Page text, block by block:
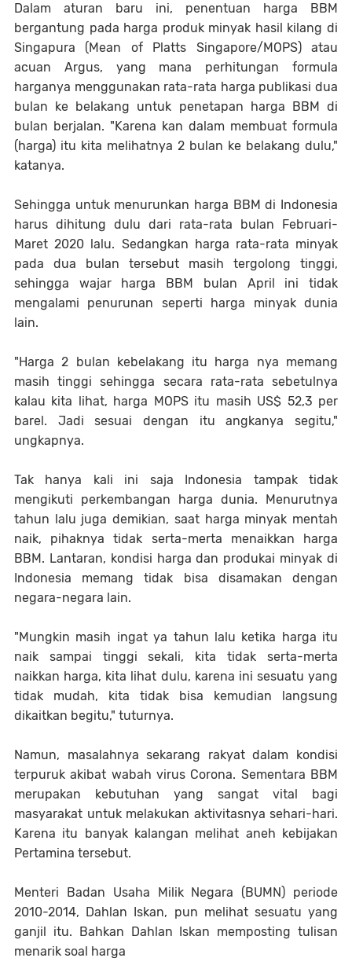
Dalam aturan baru ini, penentuan harga BBM
bergantung pada harga produk minyak hasil kilang di
Singapura (Mean of Platts Singapore/MOPS) atau
acuan Argus, yang mana perhitungan formula
harganya menggunakan rata-rata harga publikasi dua
bulan ke belakang untuk penetapan harga BBM di
bulan berjalan. "Karena kan dalam membuat formula
(harga) itu kita melihatnya 2 bulan ke belakang dulu,"
katanya.
Sehingga untuk menurunkan harga BBM di Indonesia
harus dihitung dulu dari rata-rata bulan Februari-
Maret 2020 lalu. Sedangkan harga rata-rata minyak
pada dua bulan tersebut masih tergolong tinggi,
sehingga wajar harga BBM bulan April ini tidak
mengalami penurunan seperti harga minyak dunia
lain.
"Harga 2 bulan kebelakang itu harga nya memang
masih tinggi sehingga secara rata-rata sebetulnya
kalau kita lihat, harga MOPS itu masih US$ 52,3 per
barel. Jadi sesuai dengan itu angkanya segitu,"
ungkapnya.
Tak hanya kali ini saja Indonesia tampak tidak
mengikuti perkembangan harga dunia. Menurutnya
tahun lalu juga demikian, saat harga minyak mentah
naik, pihaknya tidak serta-merta menaikkan harga
BBM. Lantaran, kondisi harga dan produkai minyak di
Indonesia memang tidak bisa disamakan dengan
negara-negara lain.
"Mungkin masih ingat ya tahun lalu ketika harga itu
naik sampai tinggi sekali, kita tidak serta-merta
naikkan harga, kita lihat dulu, karena ini sesuatu yang
tidak mudah, kita tidak bisa kemudian langsung
dikaitkan begitu," tuturnya.
Namun, masalahnya sekarang rakyat dalam kondisi
terpuruk akibat wabah virus Corona. Sementara BBM
merupakan kebutuhan yang sangat vital bagi
masyarakat untuk melakukan aktivitasnya sehari-hari.
Karena itu banyak kalangan melihat aneh kebijakan
Pertamina tersebut.
Menteri Badan Usaha Milik Negara (BUMN) periode
2010-2014, Dahlan Iskan, pun melihat sesuatu yang
ganjil itu. Bahkan Dahlan Iskan memposting tulisan
menarik soal harga